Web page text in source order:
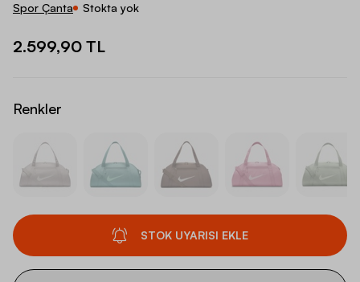
Spor Çanta Stokta yok
2.599,90 TL
Renkler
STOK UYARISI EKLE